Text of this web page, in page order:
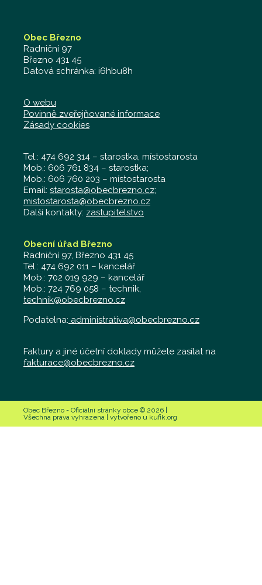
Obec Březno
Radniční 97
Březno 431 45
Datová schránka: i6hbu8h
O webu
Povinně zveřejňované informace
Zásady cookies
Tel.: 474 692 314 – starostka, místostarosta
Mob.: 606 761 834 – starostka;
Mob.: 606 760 203 – místostarosta
Email: starosta@obecbrezno.cz;
mistostarosta@obecbrezno.cz
Další kontakty: zastupitelstvo
Obecní úřad Březno
Radniční 97, Březno 431 45
Tel.: 474 692 011 – kancelář
Mob.: 702 019 929 – kancelář
Mob.: 724 769 058 – technik,
technik@obecbrezno.cz
Podatelna: administrativa@obecbrezno.cz
Faktury a jiné účetní doklady můžete zasílat na
fakturace@obecbrezno.cz
Obec Březno - Oficiální stránky obce © 2026 |
Všechna práva vyhrazena | vytvořeno u kufik.org